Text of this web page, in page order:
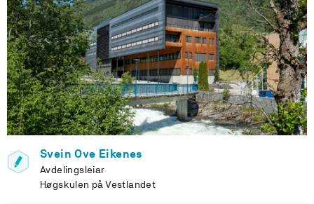
Svein Ove Eikenes
Avdelingsleiar
Høgskulen på Vestlandet